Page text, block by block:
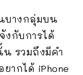
บางกลุ่มบน
งกับการได้
น รวมถึงมีคำ
ากได้ iPhone